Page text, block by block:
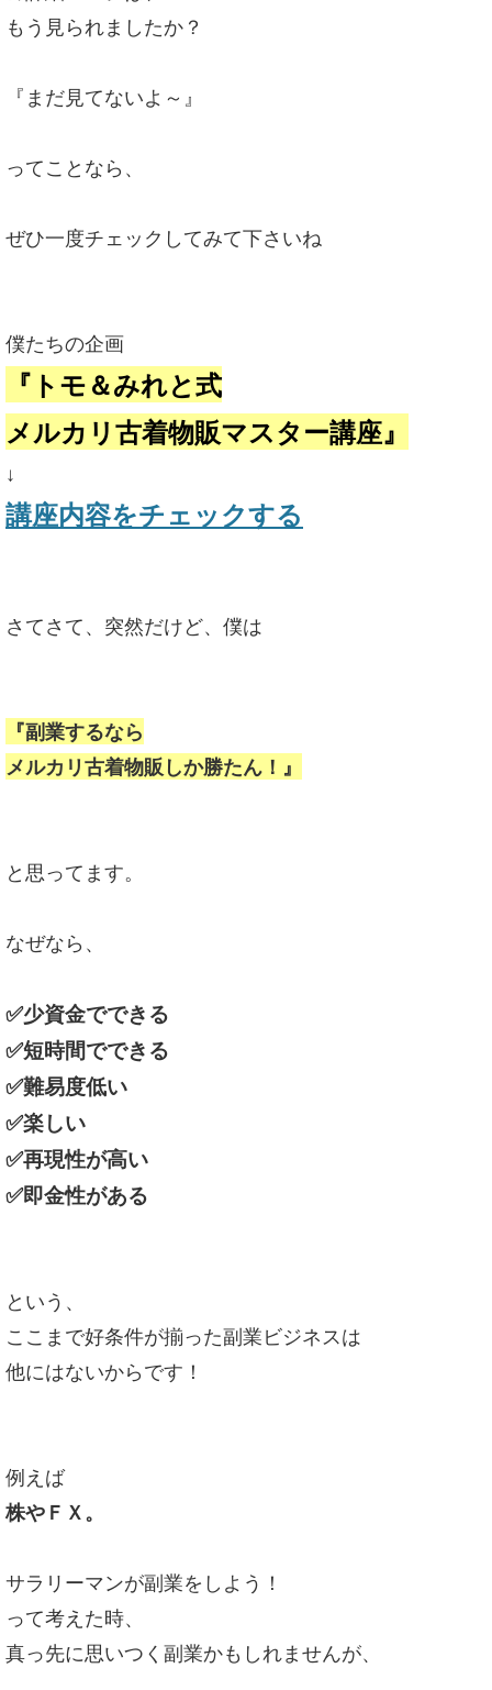
もう見られましたか？
『まだ見てないよ～』
ってことなら、
ぜひ一度チェックしてみて下さいね
僕たちの企画
『トモ＆みれと式
メルカリ古着物販マスター講座』
↓
講座内容をチェックする
さてさて、突然だけど、僕は
『副業するなら
メルカリ古着物販しか勝たん！』
と思ってます。
なぜなら、
✅少資金でできる
✅短時間でできる
✅難易度低い
✅楽しい
✅再現性が高い
✅即金性がある
という、
ここまで好条件が揃った副業ビジネスは
他にはないからです！
例えば
株やＦＸ。
サラリーマンが副業をしよう！
って考えた時、
真っ先に思いつく副業かもしれませんが、